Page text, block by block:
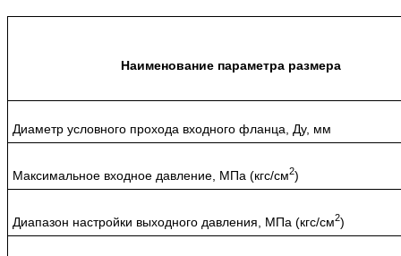
Наименование параметра размера
Диаметр условного прохода входного фланца, Ду, мм
Максимальное входное давление, МПа (кгс/см2)
Диапазон настройки выходного давления, МПа (кгс/см2)